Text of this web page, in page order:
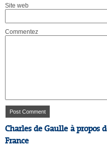
Site web
Commentez
Charles de Gaulle à propos
France